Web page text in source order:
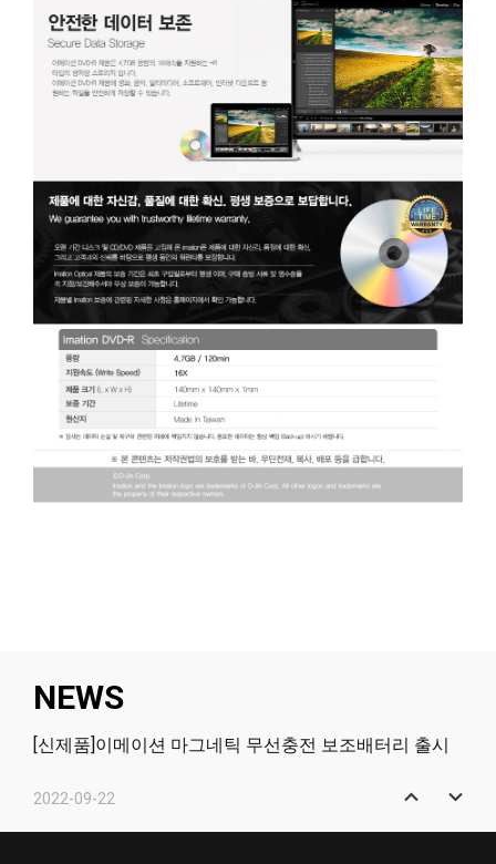
NEWS
[신제품]이메이션 마그네틱 무선충전 보조배터리 출시
2022-09-22